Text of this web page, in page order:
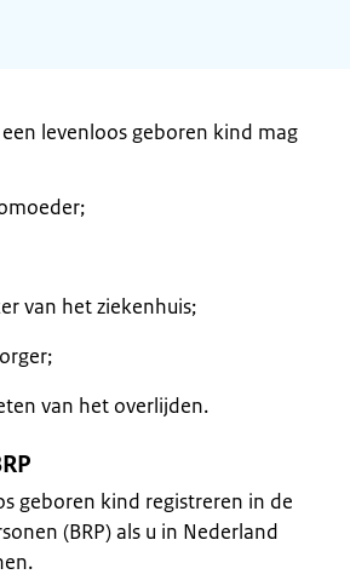
levenloos geboren kind mag
van het ziekenhuis;
van het overlijden.
geboren kind registreren in de
(BRP) als u in Nederland